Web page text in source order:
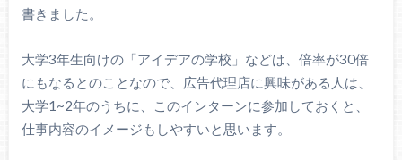
書きました。
大学3年生向けの「アイデアの学校」などは、倍率が30倍
にもなるとのことなので、広告代理店に興味がある人は、
大学1~2年のうちに、このインターンに参加しておくと、
仕事内容のイメージもしやすいと思います。